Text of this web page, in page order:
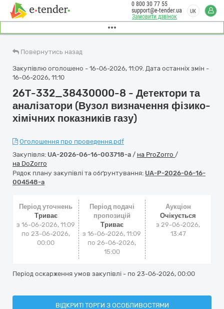
Замовити дзвінок
0 800 30 77 55
support@e-tender.ua
UK
Повернутись назад
Закупівлю оголошено - 16-06-2026, 11:09. Дата останніх змін -
16-06-2026, 11:10
26Т-332_38430000-8 - Детектори та
аналізатори (Вузол визначення фізико-
хімічних показників газу)
Оголошення про проведення.pdf
Закупівля: UA-2026-06-16-003718-a / на ProZorro /
на DoZorro
Рядок плану закупівлі та обґрунтування: UA-P-2026-06-16-
004548-a
Період уточнень
Триває
з 16-06-2026, 11:09
по 23-06-2026,
00:00
Період подачі
пропозицій
Триває
з 16-06-2026, 11:09
по 26-06-2026,
15:00
Аукціон
Очікується
з29-06-2026,
13:47
Період оскарження умов закупівлі - по 23-06-2026, 00:00
ВІДКРИТІ ТОРГИ З ОСОБЛИВОСТЯМИ